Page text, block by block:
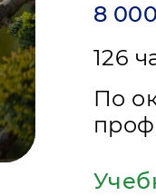
8
126
По